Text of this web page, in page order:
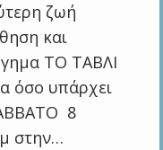
ζωή
και
ΤΟ ΤΑΒΛΙ
όσο υπάρχει
8
στην…